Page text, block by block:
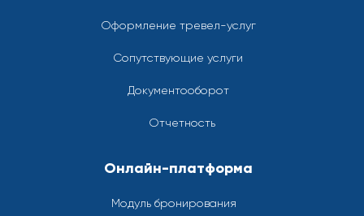
Оформление тревел-услуг
Сопутствующие услуги
Документооборот
Отчетность
Онлайн-платформа
Модуль бронирования